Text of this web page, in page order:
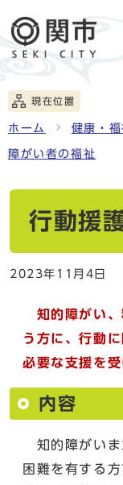
現在位置
ホーム 健康・
障がい者の福祉
行動援
2023年11月4日
知的障がい、
う方に、行動
必要な支援を
内容
知的障がいま
困難を有する